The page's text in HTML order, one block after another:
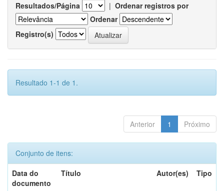
Resultados/Página | Ordenar registros por
Ordenar
Registro(s)
Resultado 1-1 de 1.
Anterior 1 Próximo
Conjunto de itens:
Data do
documento
Título Autor(es) Tipo